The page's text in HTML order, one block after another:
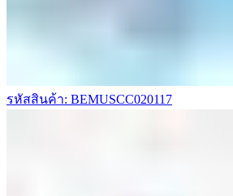
รหัสสินค้า: BEMUSCC020117